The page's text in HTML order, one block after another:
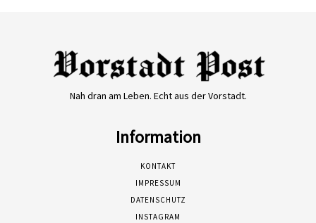
Nah dran am Leben. Echt aus der Vorstadt.
Information
KONTAKT
IMPRESSUM
DATENSCHUTZ
INSTAGRAM